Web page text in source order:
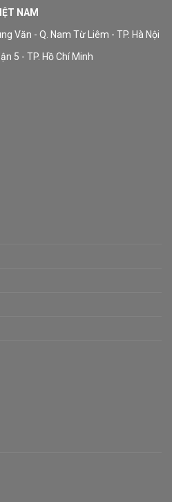
NAM
Văn - Q. Nam Từ Liêm - TP. Hà Nội
5 - TP. Hồ Chí Minh